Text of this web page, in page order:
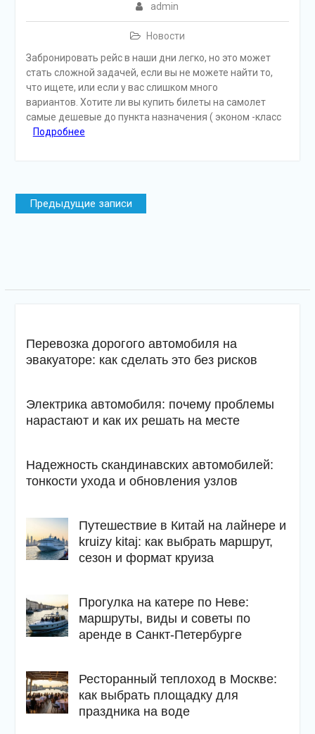
admin
Новости
Забронировать рейс в наши дни легко, но это может
стать сложной задачей, если вы не можете найти то,
что ищете, или если у вас слишком много
вариантов. Хотите ли вы купить билеты на самолет
самые дешевые до пункта назначения ( эконом -класс
Подробнее
Навигация
по
Предыдущие записи
Перевозка дорогого автомобиля на
эвакуаторе: как сделать это без рисков
Электрика автомобиля: почему проблемы
нарастают и как их решать на месте
Надежность скандинавских автомобилей:
тонкости ухода и обновления узлов
Путешествие в Китай на лайнере и
kruizy kitaj: как выбрать маршрут,
сезон и формат круиза
Прогулка на катере по Неве:
маршруты, виды и советы по
аренде в Санкт-Петербурге
Ресторанный теплоход в Москве:
как выбрать площадку для
праздника на воде